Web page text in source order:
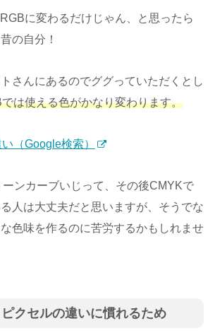
に変わるだけじゃん、と思ったら
の自分！
さんにあるのでググっていただくとし
は使える色がかなり変わります。
（Google検索）
ンカーブいじって、その後CMYKで
人は大丈夫だと思いますが、そうでな
色味を作るのに苦労するかもしれませ
クセルの違いに慣れるため